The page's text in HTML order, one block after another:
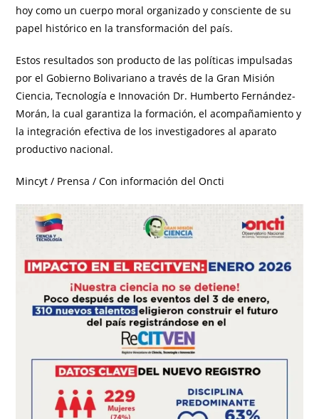
hoy como un cuerpo moral organizado y consciente de su
papel histórico en la transformación del país.
Estos resultados son producto de las políticas impulsadas
por el Gobierno Bolivariano a través de la Gran Misión
Ciencia, Tecnología e Innovación Dr. Humberto Fernández-
Morán, la cual garantiza la formación, el acompañamiento y
la integración efectiva de los investigadores al aparato
productivo nacional.
Mincyt / Prensa / Con información del Oncti